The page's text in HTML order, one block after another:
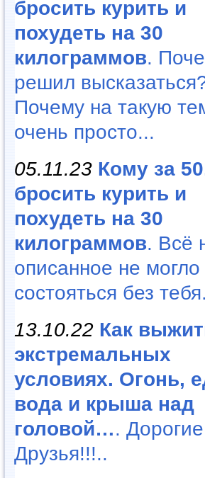
бросить курить и
похудеть на 30
килограммов.
решил
Почему на такую
очень просто...
05.11.23 Кому за
бросить курить и
похудеть на 30
килограммов. Всё
описанное не могло
состояться без
13.10.22 Как
экстремальных
условиях. Огонь,
вода и крыша над
головой…. Дорогие
Друзья!!!..